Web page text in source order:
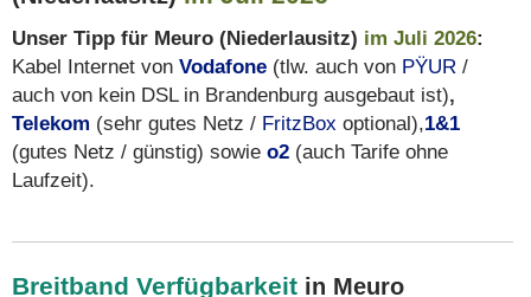
Unser Tipp für Meuro (Niederlausitz) im Juli 2026:
Kabel Internet von Vodafone (tlw. auch von PŸUR /
auch von kein DSL in Brandenburg ausgebaut ist),
Telekom (sehr gutes Netz / FritzBox optional),1&1
(gutes Netz / günstig) sowie o2 (auch Tarife ohne
Laufzeit).
Breitband Verfügbarkeit in Meuro